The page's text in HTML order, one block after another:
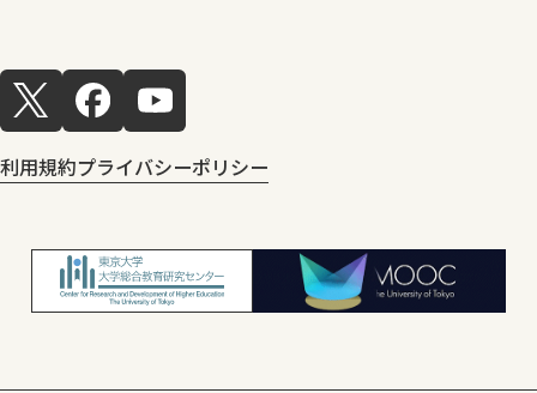
利用規約プライバシーポリシー